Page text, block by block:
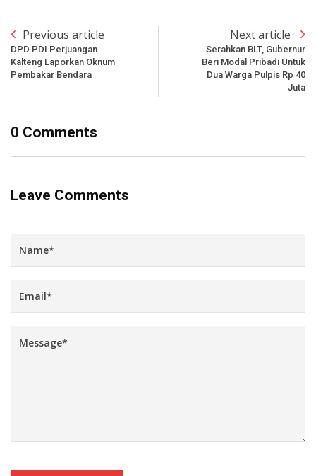
Previous article
DPD PDI Perjuangan
Kalteng Laporkan Oknum
Pembakar Bendara
Next article
Serahkan BLT, Gubernur
Beri Modal Pribadi Untuk
Dua Warga Pulpis Rp 40
Juta
0 Comments
Leave Comments